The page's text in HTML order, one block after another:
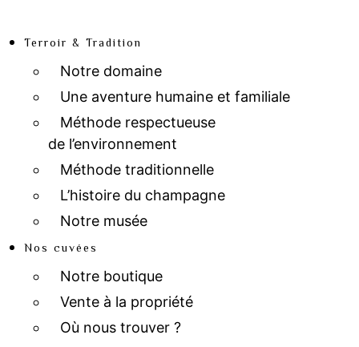
Terroir & Tradition
Notre domaine
Une aventure humaine et familiale
Méthode respectueuse
de l’environnement
Méthode traditionnelle
L’histoire du champagne
Notre musée
Nos cuvées
Notre boutique
Vente à la propriété
Où nous trouver ?